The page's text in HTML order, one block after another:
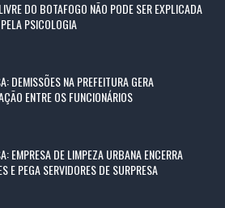
DO BOTAFOGO NÃO PODE SER EXPLICADA
PSICOLOGIA
DEMISSÕES NA PREFEITURA GERA
ENTRE OS FUNCIONÁRIOS
EMPRESA DE LIMPEZA URBANA ENCERRA
E PEGA SERVIDORES DE SURPRESA